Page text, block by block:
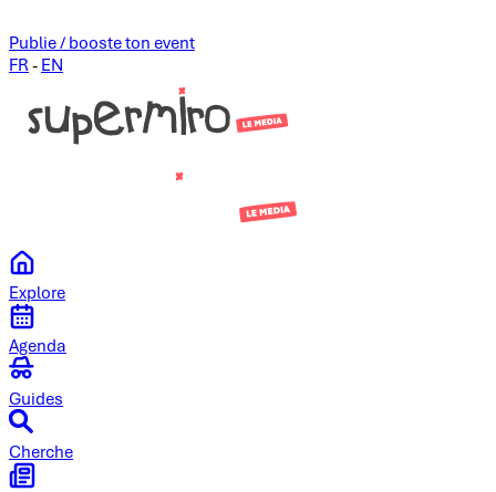
Publie / booste ton event
FR - EN
Explore
Agenda
Guides
Cherche